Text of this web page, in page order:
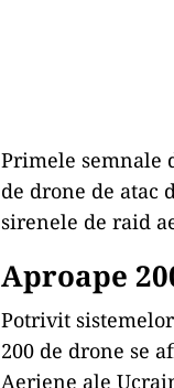
Primele semnale
de drone de atac
sirenele de raid
Aproape
Potrivit
200 de drone se
Aeriene ale